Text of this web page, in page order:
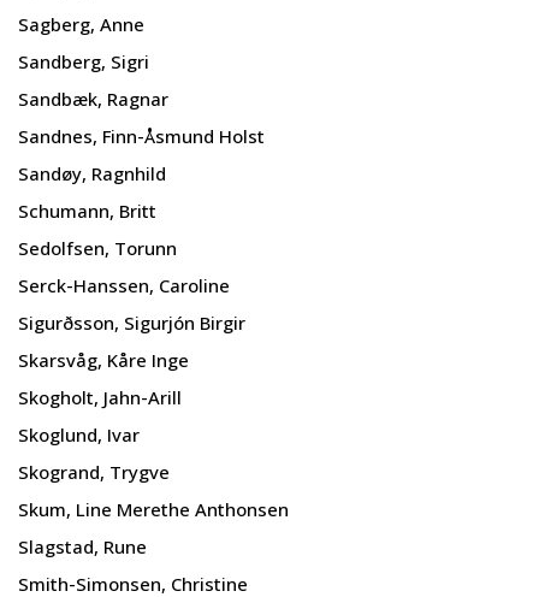
Sagberg, Anne
Sandberg, Sigri
Sandbæk, Ragnar
Sandnes, Finn-Åsmund Holst
Sandøy, Ragnhild
Schumann, Britt
Sedolfsen, Torunn
Serck-Hanssen, Caroline
Sigurðsson, Sigurjón Birgir
Skarsvåg, Kåre Inge
Skogholt, Jahn-Arill
Skoglund, Ivar
Skogrand, Trygve
Skum, Line Merethe Anthonsen
Slagstad, Rune
Smith-Simonsen, Christine